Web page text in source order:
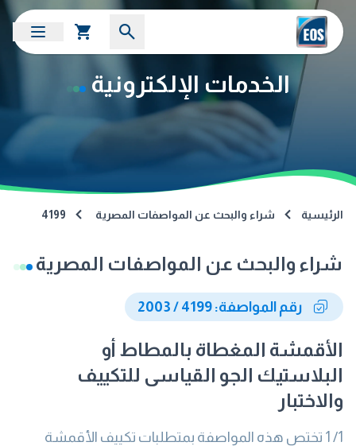
الخدمات الإلكترونية
الرئيسية شراء والبحث عن المواصفات المصرية 4199
شراء والبحث عن المواصفات المصرية
رقم المواصفة: 4199 / 2003
الأقمشة المغطاة بالمطاط أو
البلاستيك الجو القياسى للتكييف
والاختبار
1/ 1 تختص هذه المواصفة بمتطلبات تكييف الأقمشة